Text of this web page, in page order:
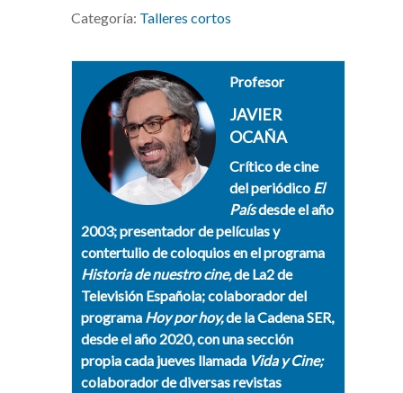
Categoría: Talleres cortos
Profesor
JAVIER
OCAÑA
Crítico de cine
del periódico El
Paísdesde el año
2003; presentador de películas y
contertulio de coloquios en el programa
Historia de nuestro cine,de La2 de
Televisión Española; colaborador del
programa Hoy por hoy,de la Cadena SER,
desde el año 2020, con una sección
propia cada jueves llamada Vida y Cine;
colaborador de diversas revistas